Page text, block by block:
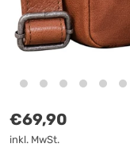
Normaler Preis
€69,90
inkl. MwSt.